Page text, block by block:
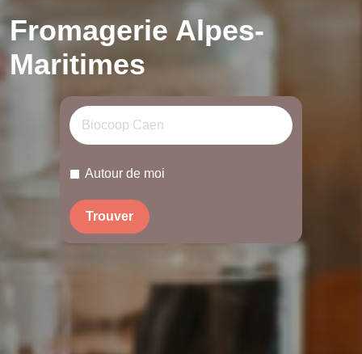
Fromagerie Alpes-
Maritimes
Autour de moi
Trouver